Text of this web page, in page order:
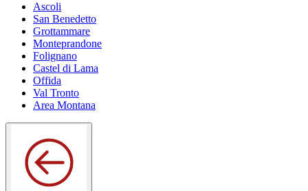
Ascoli
San Benedetto
Grottammare
Monteprandone
Folignano
Castel di Lama
Offida
Val Tronto
Area Montana